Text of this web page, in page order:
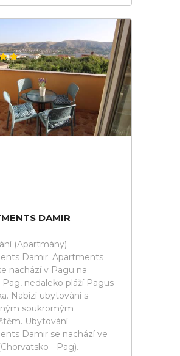
DAMIR
(Apartmány)
Damir. Apartments
nachází v Pagu na
Pag, nedaleko pláží Pagus
Nabízí ubytování s
soukromým
Ubytování
Damir se nachází ve
- Pag).